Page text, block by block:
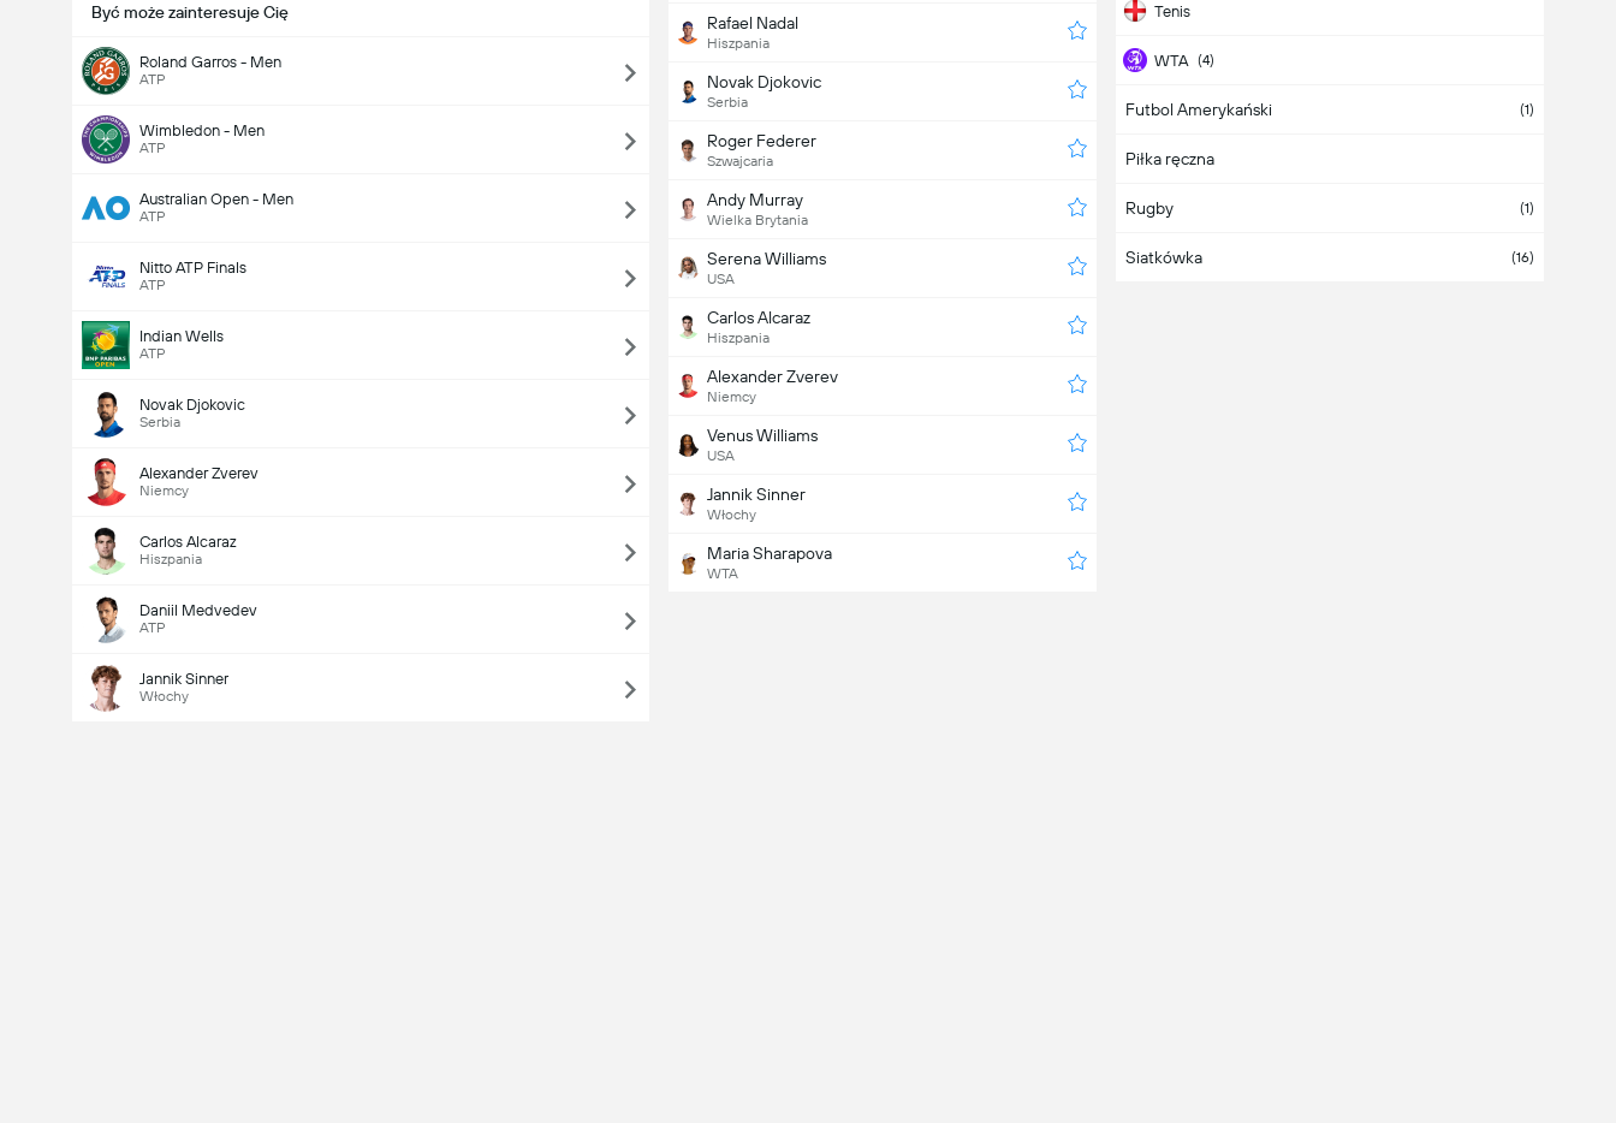
Być może zainteresuje Cię
Roland Garros - Men
ATP
Wimbledon - Men
ATP
Australian Open - Men
ATP
Nitto ATP Finals
ATP
Indian Wells
ATP
Novak Djokovic
Serbia
Alexander Zverev
Niemcy
Carlos Alcaraz
Hiszpania
Daniil Medvedev
ATP
Jannik Sinner
Włochy
Tenis
WTA (4)
WTA 125K (1)
WTA-D (7)
Futbol Amerykański (1)
Piłka ręczna
Rugby (1)
Siatkówka (16)
Rafael Nadal
Hiszpania
Novak Djokovic
Serbia
Roger Federer
Szwajcaria
Andy Murray
Wielka Brytania
Serena Williams
USA
Carlos Alcaraz
Hiszpania
Alexander Zverev
Niemcy
Venus Williams
USA
Jannik Sinner
Włochy
Maria Sharapova
WTA